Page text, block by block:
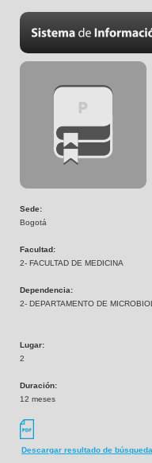
Sede:
Bogotá
Facultad:
2- FACULTAD DE MEDICINA
Dependencia:
2- DEPARTAMENTO DE
Lugar:
2
Duración:
12 meses
Descargar resultado de búsqueda